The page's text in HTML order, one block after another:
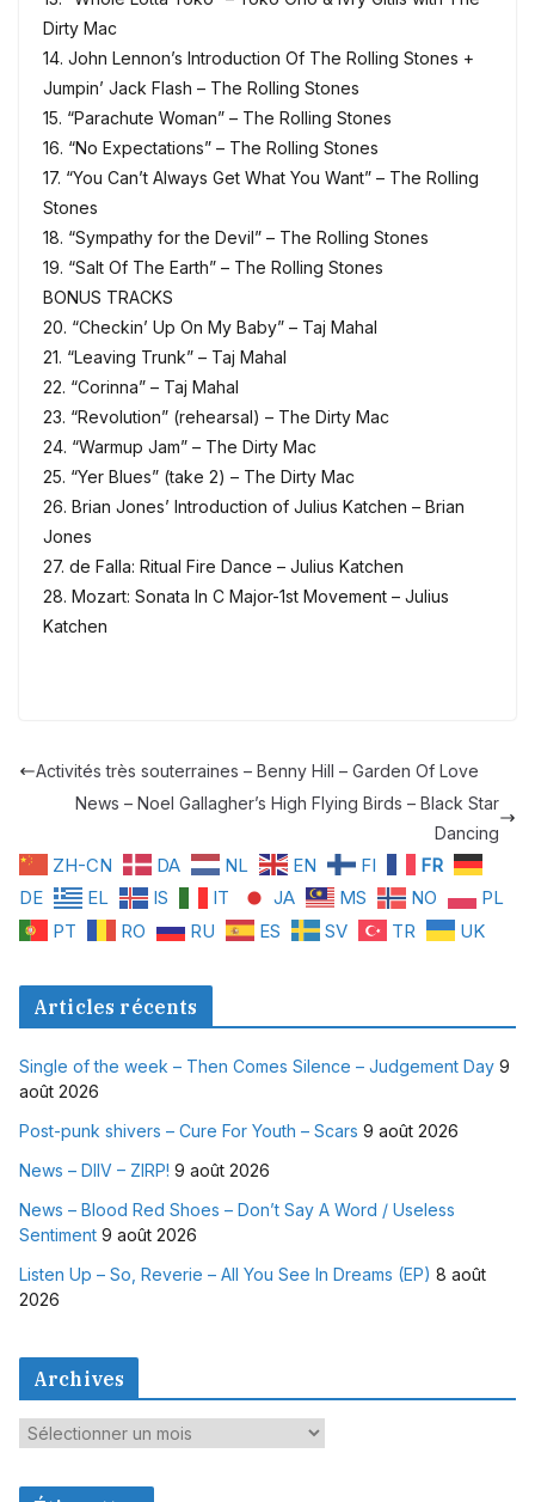
Dirty Mac
14. John Lennon’s Introduction Of The Rolling Stones +
Jumpin’ Jack Flash – The Rolling Stones
15. “Parachute Woman” – The Rolling Stones
16. “No Expectations” – The Rolling Stones
17. “You Can’t Always Get What You Want” – The Rolling
Stones
18. “Sympathy for the Devil” – The Rolling Stones
19. “Salt Of The Earth” – The Rolling Stones
BONUS TRACKS
20. “Checkin’ Up On My Baby” – Taj Mahal
21. “Leaving Trunk” – Taj Mahal
22. “Corinna” – Taj Mahal
23. “Revolution” (rehearsal) – The Dirty Mac
24. “Warmup Jam” – The Dirty Mac
25. “Yer Blues” (take 2) – The Dirty Mac
26. Brian Jones’ Introduction of Julius Katchen – Brian
Jones
27. de Falla: Ritual Fire Dance – Julius Katchen
28. Mozart: Sonata In C Major-1st Movement – Julius
Katchen
Activités très souterraines – Benny Hill – Garden Of Love
News – Noel Gallagher’s High Flying Birds – Black Star
Dancing
ZH-CN DA NL EN FI
FR
DE
EL IS IT JA MS NO
PL
PT
RO RU ES SV TR UK
Articles récents
Single of the week – Then Comes Silence – Judgement Day 9
août 2026
Post-punk shivers – Cure For Youth – Scars 9 août 2026
News – DIIV – ZIRP! 9 août 2026
News – Blood Red Shoes – Don’t Say A Word / Useless
Sentiment 9 août 2026
Listen Up – So, Reverie – All You See In Dreams (EP) 8 août
2026
Archives
A
c